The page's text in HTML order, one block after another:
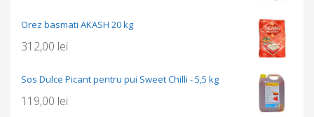
Orez basmati AKASH 20 kg
312,00 lei
Sos Dulce Picant pentru pui Sweet Chilli - 5,5 kg
119,00 lei